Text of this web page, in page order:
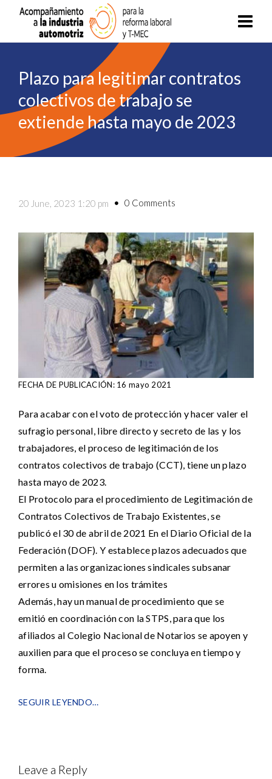
Plazo para legitimar contratos
colectivos de trabajo se
extiende hasta mayo de 2023
20 June, 2023 1:20 pm 0 Comments
FECHA DE PUBLICACIÓN: 16 mayo 2021
Para acabar con el voto de protección y hacer valer el
sufragio personal, libre directo y secreto de las y los
trabajadores, el proceso de legitimación de los
contratos colectivos de trabajo (CCT), tiene un plazo
hasta mayo de 2023.
El Protocolo para el procedimiento de Legitimación de
Contratos Colectivos de Trabajo Existentes, se
publicó el 30 de abril de 2021 En el Diario Oficial de la
Federación (DOF). Y establece plazos adecuados que
permiten a las organizaciones sindicales subsanar
errores u omisiones en los trámites
Además, hay un manual de procedimiento que se
emitió en coordinación con la STPS, para que los
afiliados al Colegio Nacional de Notarios se apoyen y
auxilien para que el proceso se concluya en tiempo y
forma.
SEGUIR LEYENDO…
Leave a Reply